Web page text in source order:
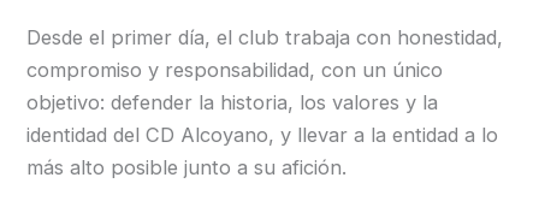
Desde el primer día, el club trabaja con honestidad,
compromiso y responsabilidad, con un único
objetivo: defender la historia, los valores y la
identidad del CD Alcoyano, y llevar a la entidad a lo
más alto posible junto a su afición.